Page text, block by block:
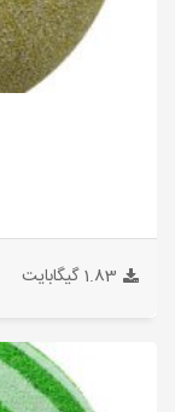
1.83 گیگابایت